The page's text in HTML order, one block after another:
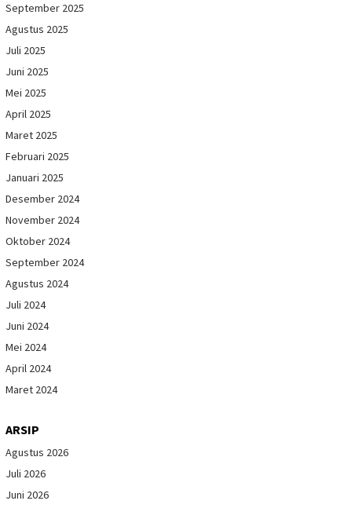
September 2025
Agustus 2025
Juli 2025
Juni 2025
Mei 2025
April 2025
Maret 2025
Februari 2025
Januari 2025
Desember 2024
November 2024
Oktober 2024
September 2024
Agustus 2024
Juli 2024
Juni 2024
Mei 2024
April 2024
Maret 2024
ARSIP
Agustus 2026
Juli 2026
Juni 2026